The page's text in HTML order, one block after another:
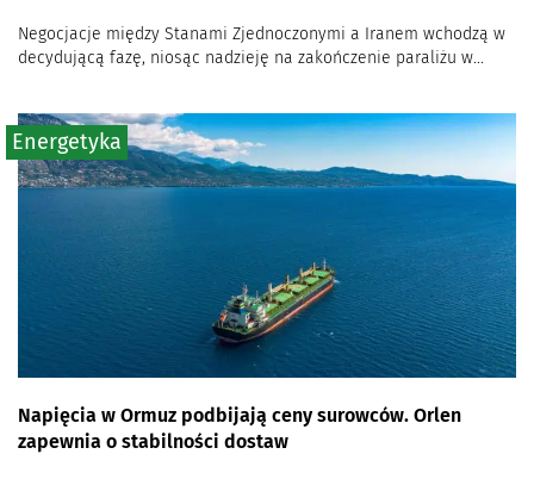
Negocjacje między Stanami Zjednoczonymi a Iranem wchodzą w
decydującą fazę, niosąc nadzieję na zakończenie paraliżu w...
Napięcia w Ormuz podbijają ceny surowców. Orlen
zapewnia o stabilności dostaw
Energetyka